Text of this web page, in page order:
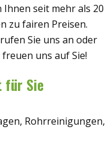
seit mehr als 20
zu fairen Preisen.
Sie uns an oder
uns auf Sie!
für Sie
Rohrreinigungen,